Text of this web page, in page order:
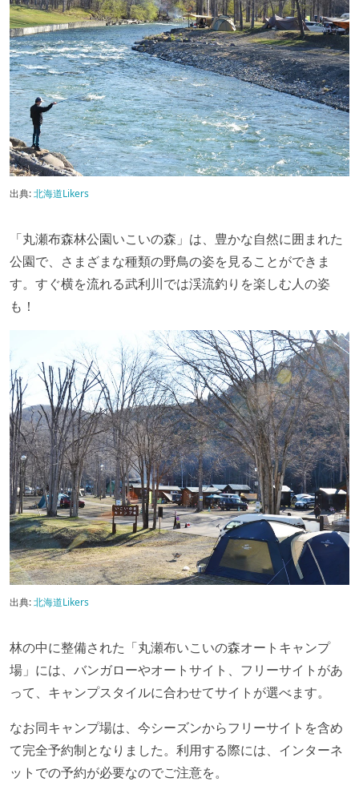
出典:北海道Likers
「丸瀬布森林公園いこいの森」は、豊かな自然に囲まれた
公園で、さまざまな種類の野鳥の姿を見ることができま
す。すぐ横を流れる武利川では渓流釣りを楽しむ人の姿
も！
出典:北海道Likers
林の中に整備された「丸瀬布いこいの森オートキャンプ
場」には、バンガローやオートサイト、フリーサイトがあ
って、キャンプスタイルに合わせてサイトが選べます。
なお同キャンプ場は、今シーズンからフリーサイトを含め
て完全予約制となりました。利用する際には、インターネ
ットでの予約が必要なのでご注意を。